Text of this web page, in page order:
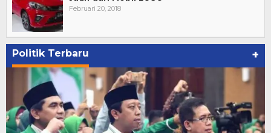
Februari 20, 2018
Politik Terbaru +